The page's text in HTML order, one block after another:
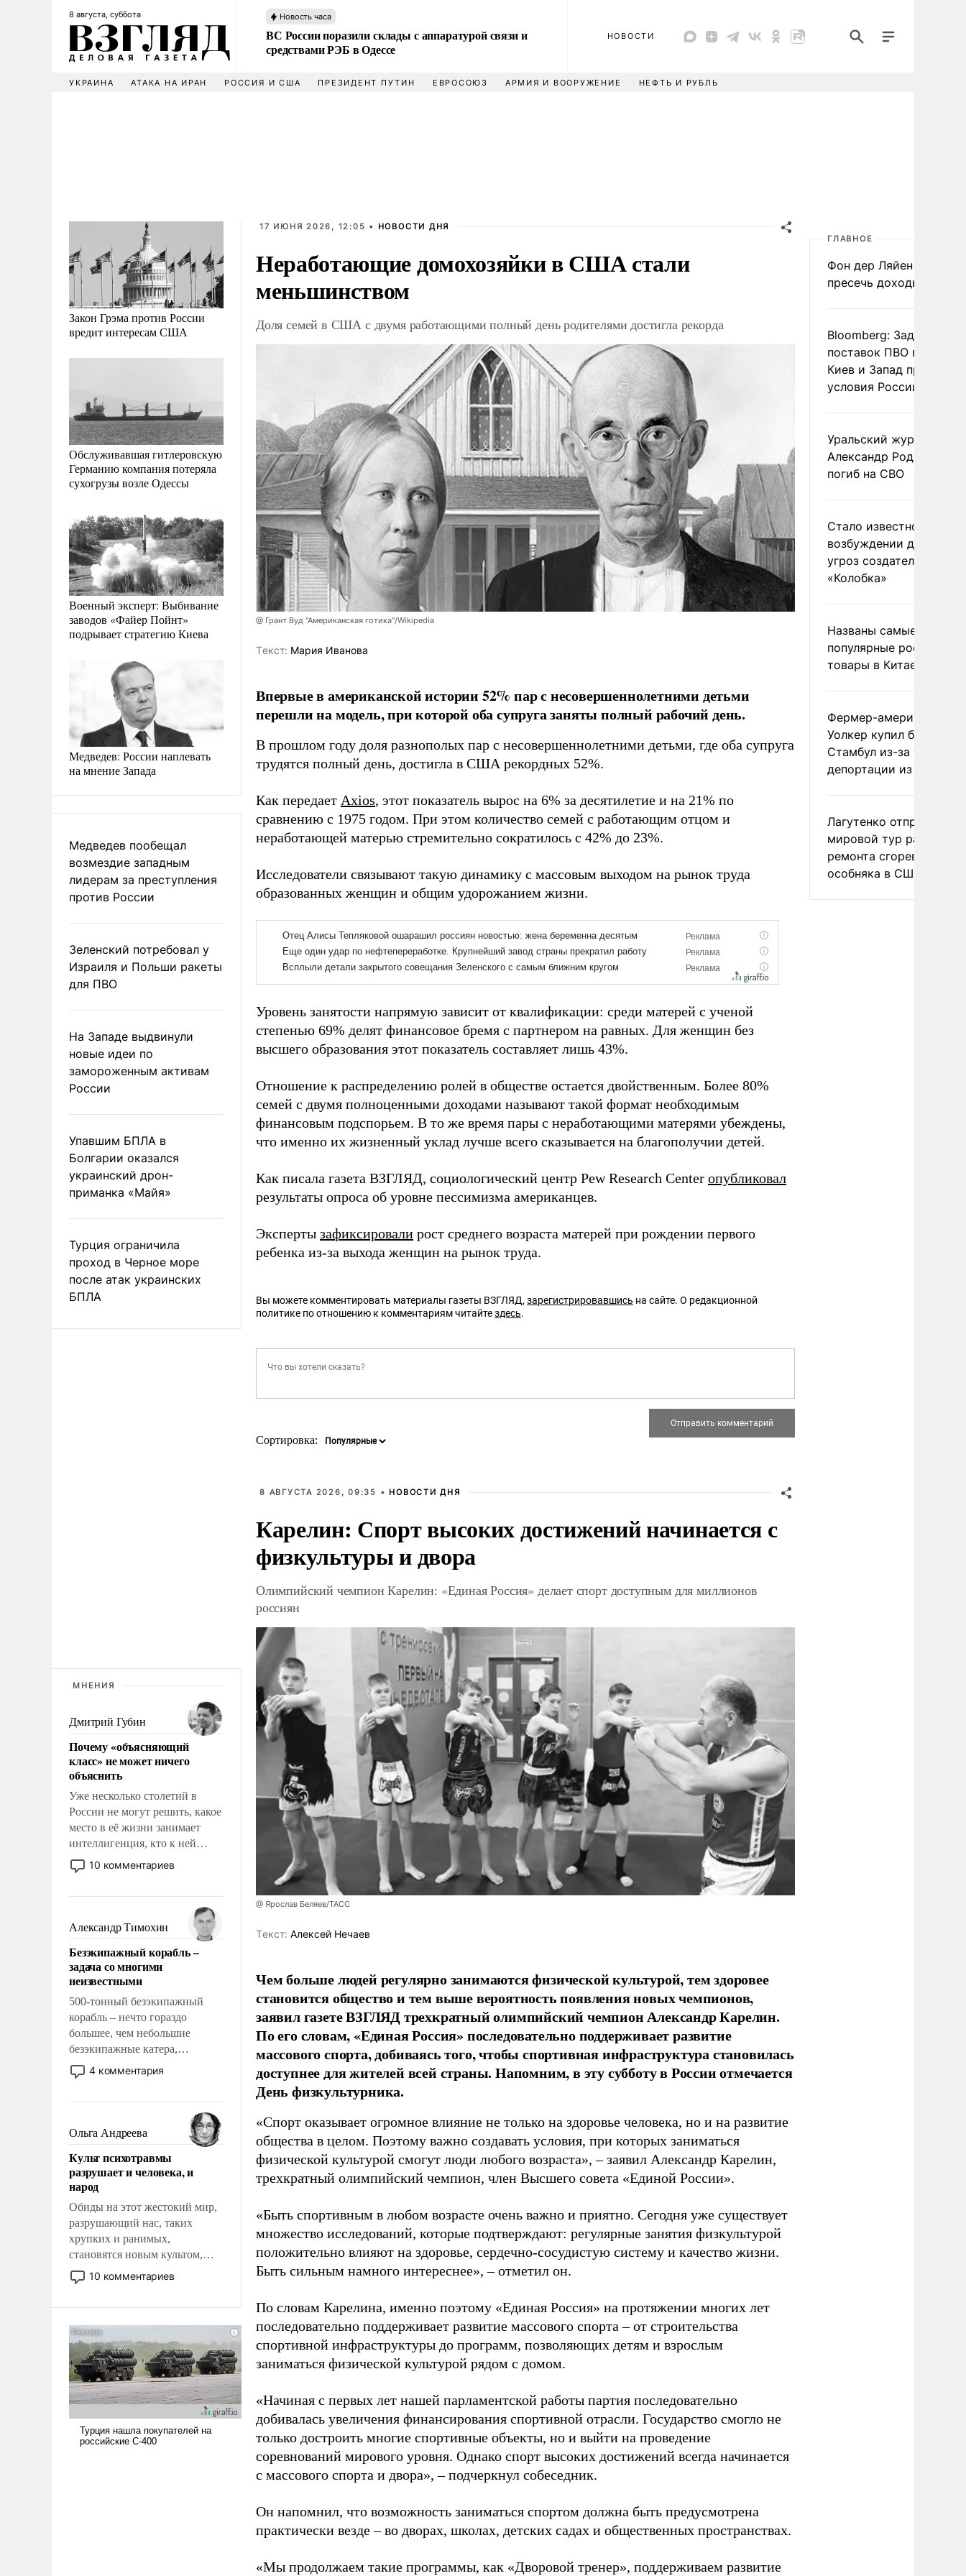
8 августа, суббота Новость часа
ВС России поразили склады с аппаратурой связи и
средствами РЭБ в Одессе
НОВОСТИ
УКРАИНА АТАКА НА ИРАН РОССИЯ И США ПРЕЗИДЕНТ ПУТИН ЕВРОСОЮЗ АРМИЯ И ВООРУЖЕНИЕ НЕФТЬ И РУБЛЬ
Закон Грэма против России
вредит интересам США
Обслуживавшая гитлеровскую
Германию компания потеряла
сухогрузы возле Одессы
Военный эксперт: Выбивание
заводов «Файер Пойнт»
подрывает стратегию Киева
Медведев: России наплевать
на мнение Запада
Медведев пообещал
возмездие западным
лидерам за преступления
против России
Зеленский потребовал у
Израиля и Польши ракеты
для ПВО
На Западе выдвинули
новые идеи по
замороженным активам
России
Упавшим БПЛА в
Болгарии оказался
украинский дрон-
приманка «Майя»
Турция ограничила
проход в Черное море
после атак украинских
БПЛА
МНЕНИЯ
Дмитрий Губин
Почему «объясняющий
класс» не может ничего
объяснить
Уже несколько столетий в
России не могут решить, какое
место в её жизни занимает
интеллигенция, кто к ней
принадлежит, а кого из неё
исключили с правом
чем она отличается от просто
образованных людей. Иногда
казалось, что эти вопросы
решены раз и навсегда, но –
нет, не решены.
10 комментариев
Александр Тимохин
Безэкипажный корабль –
задача со многими
неизвестными
500-тонный безэкипажный
корабль – нечто гораздо
большее, чем небольшие
безэкипажные катера,
применение которых уже
стало обыденностью. Задача по
сложна и амбициозна. Однако
и ее реализация радикально
поднимет наши боевые
возможности.
4 комментария
Ольга Андреева
Культ психотравмы
разрушает и человека, и
народ
Обиды на этот жестокий мир,
разрушающий нас, таких
хрупких и ранимых,
становятся новым культом,
постепенно вытесняя и
отменяя традиционное
ударами судьбы, брать на себя
ответственность, помогать
слабым, идти вперед и
адаптироваться.
10 комментариев
17 ИЮНЯ 2026, 12:05 • НОВОСТИ ДНЯ
Неработающие домохозяйки в США стали
меньшинством
Доля семей в США с двумя работающими полный день родителями достигла рекорда
@ Грант Вуд "Американская готика"/Wikipedia
Tекст: Мария Иванова
Впервые в американской истории 52% пар с несовершеннолетними детьми
перешли на модель, при которой оба супруга заняты полный рабочий день.
В прошлом году доля разнополых пар с несовершеннолетними детьми, где оба супруга
трудятся полный день, достигла в США рекордных 52%.
Как передает Axios, этот показатель вырос на 6% за десятилетие и на 21% по
сравнению с 1975 годом. При этом количество семей с работающим отцом и
неработающей матерью стремительно сократилось с 42% до 23%.
Исследователи связывают такую динамику с массовым выходом на рынок труда
образованных женщин и общим удорожанием жизни.
Уровень занятости напрямую зависит от квалификации: среди матерей с ученой
степенью 69% делят финансовое бремя с партнером на равных. Для женщин без
высшего образования этот показатель составляет лишь 43%.
Отношение к распределению ролей в обществе остается двойственным. Более 80%
семей с двумя полноценными доходами называют такой формат необходимым
финансовым подспорьем. В то же время пары с неработающими матерями убеждены,
что именно их жизненный уклад лучше всего сказывается на благополучии детей.
Как писала газета ВЗГЛЯД, социологический центр Pew Research Center опубликовал
результаты опроса об уровне пессимизма американцев.
Эксперты зафиксировали рост среднего возраста матерей при рождении первого
ребенка из-за выхода женщин на рынок труда.
Вы можете комментировать материалы газеты ВЗГЛЯД,зарегистрировавшись на сайте. О редакционной
политике по отношению к комментариям читайтездесь.
Сортировка:
8 АВГУСТА 2026, 09:35 • НОВОСТИ ДНЯ
Карелин: Спорт высоких достижений начинается с
физкультуры и двора
Олимпийский чемпион Карелин: «Единая Россия» делает спорт доступным для миллионов
россиян
@ Ярослав Беляев/ТАСС
Tекст: Алексей Нечаев
Чем больше людей регулярно занимаются физической культурой, тем здоровее
становится общество и тем выше вероятность появления новых чемпионов,
заявил газете ВЗГЛЯД трехкратный олимпийский чемпион Александр Карелин.
По его словам, «Единая Россия» последовательно поддерживает развитие
массового спорта, добиваясь того, чтобы спортивная инфраструктура становилась
доступнее для жителей всей страны. Напомним, в эту субботу в России отмечается
День физкультурника.
«Спорт оказывает огромное влияние не только на здоровье человека, но и на развитие
общества в целом. Поэтому важно создавать условия, при которых заниматься
физической культурой смогут люди любого возраста», – заявил Александр Карелин,
трехкратный олимпийский чемпион, член Высшего совета «Единой России».
«Быть спортивным в любом возрасте очень важно и приятно. Сегодня уже существует
множество исследований, которые подтверждают: регулярные занятия физкультурой
положительно влияют на здоровье, сердечно-сосудистую систему и качество жизни.
Быть сильным намного интереснее», – отметил он.
По словам Карелина, именно поэтому «Единая Россия» на протяжении многих лет
последовательно поддерживает развитие массового спорта – от строительства
спортивной инфраструктуры до программ, позволяющих детям и взрослым
заниматься физической культурой рядом с домом.
«Начиная с первых лет нашей парламентской работы партия последовательно
добивалась увеличения финансирования спортивной отрасли. Государство смогло не
только достроить многие спортивные объекты, но и выйти на проведение
соревнований мирового уровня. Однако спорт высоких достижений всегда начинается
с массового спорта и двора», – подчеркнул собеседник.
Он напомнил, что возможность заниматься спортом должна быть предусмотрена
практически везде – во дворах, школах, детских садах и общественных пространствах.
«Мы продолжаем такие программы, как «Дворовой тренер», поддерживаем развитие
ГЛАВНОЕ
Фон дер Ляйен
пресечь доходы России
Bloomberg: Задержка
поставок ПВО вынудит
Киев и Запад принять
условия России
Уральский журналист
Александр Родионов
погиб на СВО
Стало известно о
возбуждении дела из-
угроз создателям
«Колобка»
Названы самые
популярные российские
товары в Китае
Фермер-американец
Уолкер купил билет в
Стамбул из-за угрозы
депортации из России
Лагутенко отправился в
мировой тур ради
ремонта сгоревшего
особняка в США